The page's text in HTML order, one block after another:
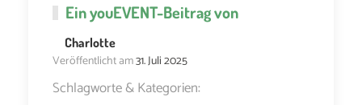
EinyouEVENT-Beitrag von
Charlotte
Veröffentlicht am31. Juli 2025
Schlagworte & Kategorien: